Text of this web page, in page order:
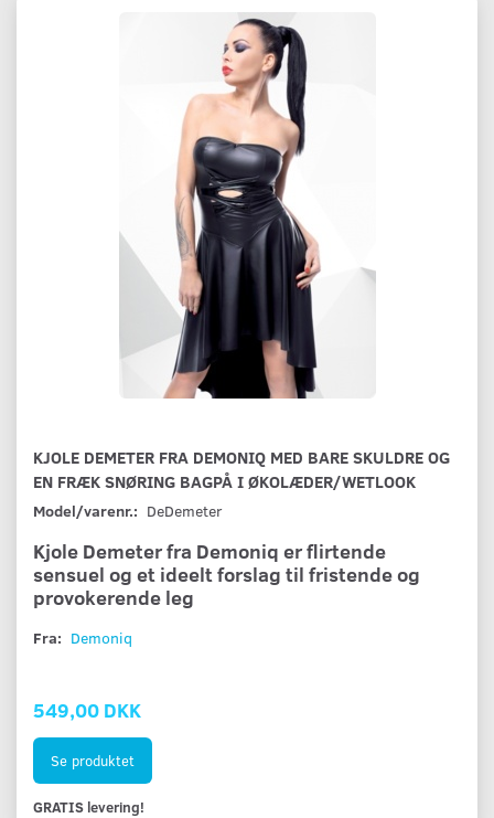
KJOLE DEMETER FRA DEMONIQ MED BARE SKULDRE OG
EN FRÆK SNØRING BAGPÅ I ØKOLÆDER/WETLOOK
Model/varenr.: DeDemeter
Kjole Demeter fra Demoniq er flirtende
sensuel og et ideelt forslag til fristende og
provokerende leg
Fra: Demoniq
549,00 DKK
Se produktet
GRATIS levering!